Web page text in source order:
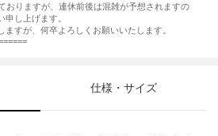
おりますが、連休前後は混雑が予想されますの
し上げます。
すが、何卒よろしくお願いいたします。
仕様・サイズ